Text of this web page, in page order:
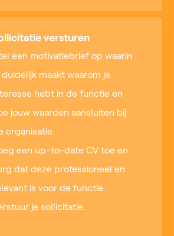
versturen
een motivatiebrief op waarin
duidelijk maakt waarom je
hebt in de functie en
jouw waarden aansluiten bij
organisatie.
een up-to-date CV toe en
dat deze professioneel en
is voor de functie.
je sollicitatie.